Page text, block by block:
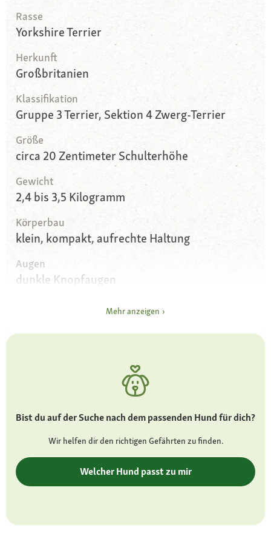
Rasse
Yorkshire Terrier
Herkunft
Großbritanien
Klassifikation
Gruppe 3 Terrier, Sektion 4 Zwerg-Terrier
Größe
circa 20 Zentimeter Schulterhöhe
Gewicht
2,4 bis 3,5 Kilogramm
Körperbau
klein, kompakt, aufrechte Haltung
Augen
dunkle Knopfaugen
mittellanges bis langes Fell, seidig glänzend;
Farbe Stahlblau mit goldfarbenem Kopf- und
Besonderheiten
sensible Verdauung
Charakter
lustig, willensstark, temperamentvoll, mutig,
Mehr anzeigen
Bist du auf der Suche nach dem passenden Hund für dich?
Wir helfen dir den richtigen Gefährten zu finden.
Welcher Hund passt zu mir